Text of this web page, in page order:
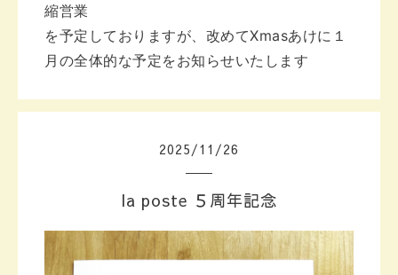
縮営業
を予定しておりますが、改めてXmasあけに １
月の全体的な予定をお知らせいたします
2025/11 /26
la poste ５周年記念